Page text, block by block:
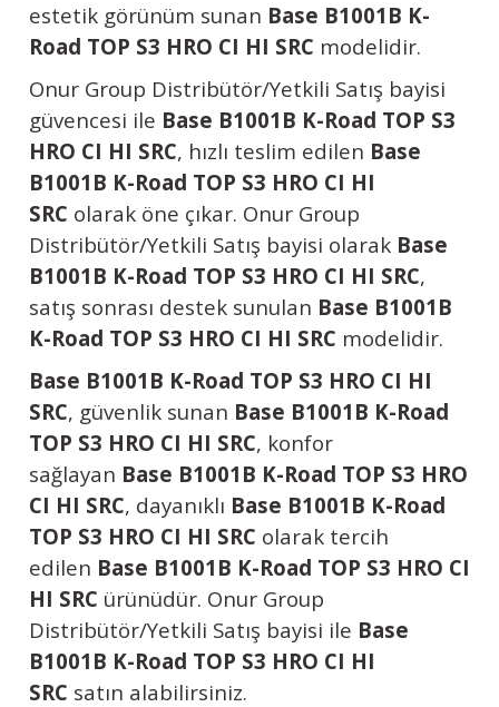
estetik görünüm sunan Base B1001B K-
Road TOP S3 HRO CI HI SRC modelidir.
Onur Group Distribütör/Yetkili Satış bayisi
güvencesi ile Base B1001B K-Road TOP S3
HRO CI HI SRC, hızlı teslim edilen Base
B1001B K-Road TOP S3 HRO CI HI
SRC olarak öne çıkar. Onur Group
Distribütör/Yetkili Satış bayisi olarak Base
B1001B K-Road TOP S3 HRO CI HI SRC,
satış sonrası destek sunulan Base B1001B
K-Road TOP S3 HRO CI HI SRC modelidir.
Base B1001B K-Road TOP S3 HRO CI HI
SRC, güvenlik sunan Base B1001B K-Road
TOP S3 HRO CI HI SRC, konfor
sağlayan Base B1001B K-Road TOP S3 HRO
CI HI SRC, dayanıklı Base B1001B K-Road
TOP S3 HRO CI HI SRC olarak tercih
edilen Base B1001B K-Road TOP S3 HRO CI
HI SRC ürünüdür. Onur Group
Distribütör/Yetkili Satış bayisi ile Base
B1001B K-Road TOP S3 HRO CI HI
SRC satın alabilirsiniz.